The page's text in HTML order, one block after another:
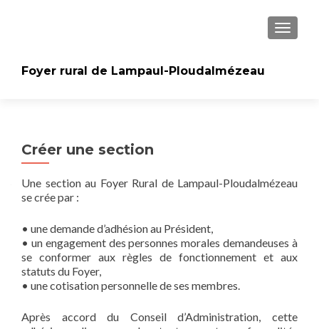
Foyer rural de Lampaul-Ploudalmézeau
Créer une section
Une section au Foyer Rural de Lampaul-Ploudalmézeau
se crée par :
• une demande d’adhésion au Président,
• un engagement des personnes morales demandeuses à
se conformer aux règles de fonctionnement et aux
statuts du Foyer,
• une cotisation personnelle de ses membres.
Après accord du Conseil d’Administration, cette